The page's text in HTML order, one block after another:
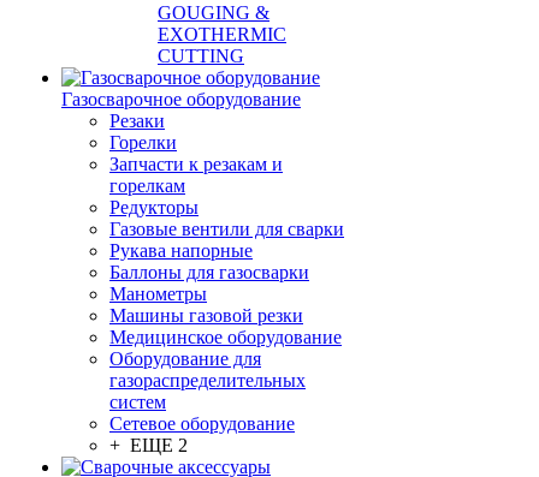
GOUGING &
EXOTHERMIC
CUTTING
Газосварочное оборудование
Резаки
Горелки
Запчасти к резакам и
горелкам
Редукторы
Газовые вентили для сварки
Рукава напорные
Баллоны для газосварки
Манометры
Машины газовой резки
Медицинское оборудование
Оборудование для
газораспределительных
систем
Сетевое оборудование
+ ЕЩЕ 2